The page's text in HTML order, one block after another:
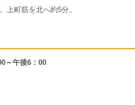
上町筋を北へ約5分。
～午後6：00